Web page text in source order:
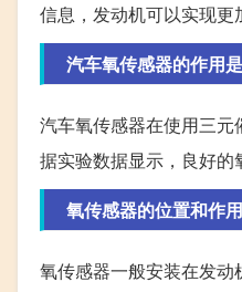
信息，发动机可以实现更
汽车氧传感器的作用
汽车氧传感器在使用三
据实验数据显示，良好的
氧传感器的位置和作用
氧传感器一般安装在发